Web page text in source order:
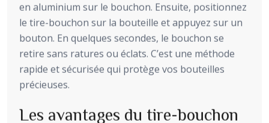
en aluminium sur le bouchon. Ensuite, positionnez
le tire-bouchon sur la bouteille et appuyez sur un
bouton. En quelques secondes, le bouchon se
retire sans ratures ou éclats. C’est une méthode
rapide et sécurisée qui protège vos bouteilles
précieuses.
Les avantages du tire-bouchon